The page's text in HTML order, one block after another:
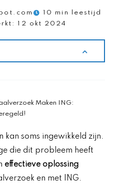
10 min leestijd
12 okt 2024
Maken ING:
kan soms ingewikkeld zijn.
die dit probleem heeft
effectieve oplossing
en met ING.